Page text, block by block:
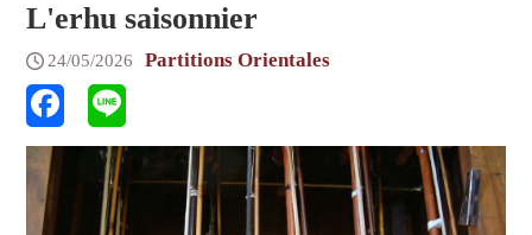
L'erhu saisonnier
24/05/2026 Partitions Orientales